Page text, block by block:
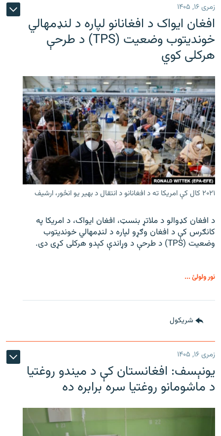
زمری ۱۶, ۱۴۰۵
افغان ایواک د افغانانو لپاره د لنډمهالي
خوندیتوب وضعیت (TPS) د طرحې
هرکلی کوي
۲۰۲۱ کال کې امریکا ته د افغانانو د انتقال د بهیر یو انځور، ارشیف
د افغان کډوالو د ملاتړ بنسټ، افغان ایواک، د امریکا په
کانګرس کې د افغان وګړو لپاره د لنډمهالي خوندیتوب
وضعیت (TPS) د طرحې د وړاندې کېدو هرکلی کړی دی.
نور ولولئ ...
شريکول
زمری ۱۶, ۱۴۰۵
یونېسف: افغانستان کې د میندو روغتیا
د ماشومانو روغتیا سره برابره ده